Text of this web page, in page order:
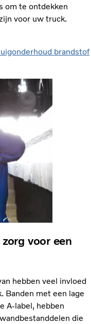
om te ontdekken
voor uw truck.
brandstof
voor een
hebben veel invloed
Banden met een lage
A-label, hebben
die